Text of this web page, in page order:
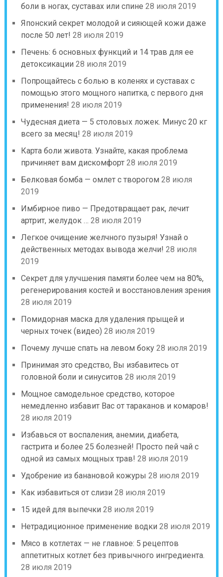
боли в ногах, суставах или спине 28 июля 2019
Японский секрет молодой и сияющей кожи даже
после 50 лет! 28 июля 2019
Печень: 6 основных функций и 14 трав для ее
детоксикации 28 июля 2019
Попрощайтесь с болью в коленях и суставах с
помощью этого мощного напитка, с первого дня
применения! 28 июля 2019
Чудесная диета — 5 столовых ложек. Минус 20 кг
всего за месяц! 28 июля 2019
Карта боли живота. Узнайте, какая проблема
причиняет вам дискомфорт 28 июля 2019
Белковая бомба — омлет с творогом 28 июля
2019
Имбирное пиво — Предотвращает рак, лечит
артрит, желудок … 28 июля 2019
Легкое очищение желчного пузыря! Узнай о
действенных методах вывода желчи! 28 июля
2019
Секрет для улучшения памяти более чем на 80%,
регенерирования костей и восстановления зрения
28 июля 2019
Помидорная маска для удаления прыщей и
черных точек (видео) 28 июля 2019
Почему лучше спать на левом боку 28 июля 2019
Принимая это средство, Вы избавитесь от
головной боли и синуситов 28 июля 2019
Мощное самодельное средство, которое
немедленно избавит Вас от тараканов и комаров!
28 июля 2019
Избавься от воспаления, анемии, диабета,
гастрита и более 25 болезней! Просто пей чай с
одной из самых мощных трав! 28 июля 2019
Удобрение из банановой кожуры 28 июля 2019
Как избавиться от слизи 28 июля 2019
15 идей для выпечки 28 июля 2019
Нетрадиционное применение водки 28 июля 2019
Мясо в котлетах — не главное: 5 рецептов
аппетитных котлет без привычного ингредиента.
28 июля 2019